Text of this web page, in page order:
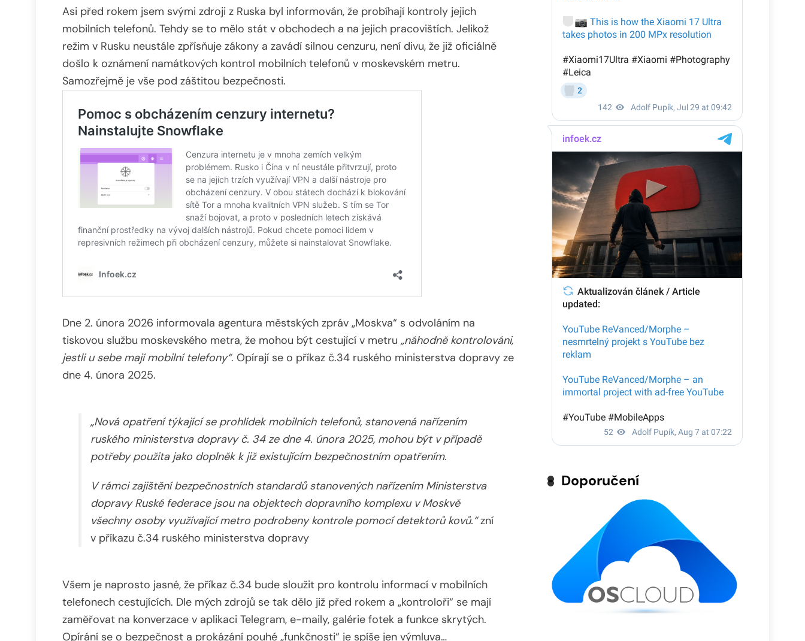
Asi před rokem jsem svými zdroji z Ruska byl informován, že probíhají kontroly jejich
mobilních telefonů. Tehdy se to mělo stát v obchodech a na jejich pracovištích. Jelikož
režim v Rusku neustále zpřísňuje zákony a zavádí silnou cenzuru, není divu, že již oficiálně
došlo k oznámení namátkových kontrol mobilních telefonů v moskevském metru.
Samozřejmě je vše pod záštitou bezpečnosti.
Dne 2. února 2026 informovala agentura městských zpráv „Moskva“ s odvoláním na
tiskovou službu moskevského metra, že mohou být cestující v metru „náhodně kontrolováni,
jestli u sebe mají mobilní telefony“. Opírají se o příkaz č.34 ruského ministerstva dopravy ze
dne 4. února 2025.
„Nová opatření týkající se prohlídek mobilních telefonů, stanovená nařízením
ruského ministerstva dopravy č. 34 ze dne 4. února 2025, mohou být v případě
potřeby použita jako doplněk k již existujícím bezpečnostním opatřením.
V rámci zajištění bezpečnostních standardů stanovených nařízením Ministerstva
dopravy Ruské federace jsou na objektech dopravního komplexu v Moskvě
všechny osoby využívající metro podrobeny kontrole pomocí detektorů kovů.“zní
v příkazu č.34 ruského ministerstva dopravy
Všem je naprosto jasné, že příkaz č.34 bude sloužit pro kontrolu informací v mobilních
telefonech cestujících. Dle mých zdrojů se tak dělo již před rokem a „kontroloři“ se mají
zaměřovat na konverzace v aplikaci Telegram, e-maily, galérie fotek a funkce skrytých.
Opírání se o bezpečnost a prokázání pouhé „funkčnosti“ je spíše jen výmluva…
Doporučení